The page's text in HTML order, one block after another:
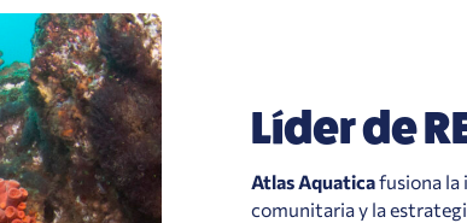
Líder de
Atlas Aquaticafusiona la
comunitaria y la